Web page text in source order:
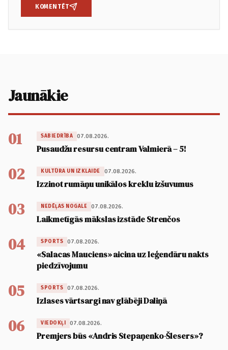
KOMENTĒT
Jaunākie
01 SABIEDRĪBA 07.08.2026.
Pusaudžu resursu centram Valmierā – 5!
02 KULTŪRA UN IZKLAIDE 07.08.2026.
Izzinot rumāņu unikālos kreklu izšuvumus
03 NEDĒĻAS NOGALE 07.08.2026.
Laikmetīgās mākslas izstāde Strenčos
04 SPORTS 07.08.2026.
«Salacas Mauciens» aicina uz leģendāru nakts
piedzīvojumu
05 SPORTS 07.08.2026.
Izlases vārtsargi nav glābēji Daliņā
06 VIEDOKĻI 07.08.2026.
Premjers būs «Andris Stepaņenko-Šlesers»?